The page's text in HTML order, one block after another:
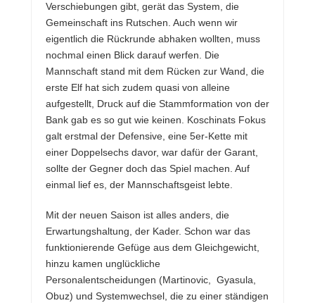
Verschiebungen gibt, gerät das System, die
Gemeinschaft ins Rutschen. Auch wenn wir
eigentlich die Rückrunde abhaken wollten, muss
nochmal einen Blick darauf werfen. Die
Mannschaft stand mit dem Rücken zur Wand, die
erste Elf hat sich zudem quasi von alleine
aufgestellt, Druck auf die Stammformation von der
Bank gab es so gut wie keinen. Koschinats Fokus
galt erstmal der Defensive, eine 5er-Kette mit
einer Doppelsechs davor, war dafür der Garant,
sollte der Gegner doch das Spiel machen. Auf
einmal lief es, der Mannschaftsgeist lebte.
Mit der neuen Saison ist alles anders, die
Erwartungshaltung, der Kader. Schon war das
funktionierende Gefüge aus dem Gleichgewicht,
hinzu kamen unglückliche
Personalentscheidungen (Martinovic, Gyasula,
Obuz) und Systemwechsel, die zu einer ständigen